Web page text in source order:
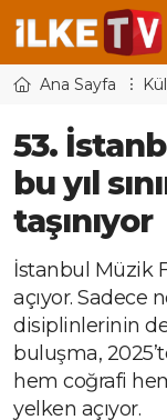
Ana Sayfa
53.
bu yıl
taşınıyor
İstanbul Müzik
açıyor. Sadece
disiplinlerinin
buluşma,
hem coğrafi
yelken açıyor.